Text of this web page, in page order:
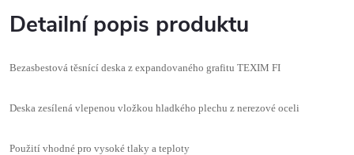
Detailní popis produktu
Bezasbestová těsnící deska z expandovaného grafitu TEXIM FI
Deska zesílená vlepenou vložkou hladkého plechu z nerezové oceli
Použití vhodné pro vysoké tlaky a teploty